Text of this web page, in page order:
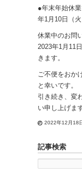
●年末年始休
年1月10日（
休業中のお問
2023年1月11
きます。
ご不便をおか
と幸いです。
引き続き、変
い申し上げます
2022年12月18
記事検索